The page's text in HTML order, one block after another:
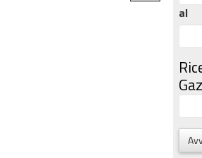
al